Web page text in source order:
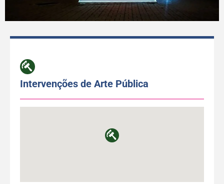
Intervenções de Arte Pública